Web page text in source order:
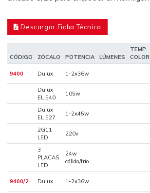
Descargar Ficha Técnica
CÓDIGO ZÓCALO POTENCIA LÚMENES
TEMP.
COLOR
9400 Dulux 1-2x36w
Dulux
EL E40
105w
Dulux
EL E27
1-2x45w
2G11
LED
220v
3
PLACAS
LED
24w
cálido/frío
9400/2 Dulux 1-2x36w